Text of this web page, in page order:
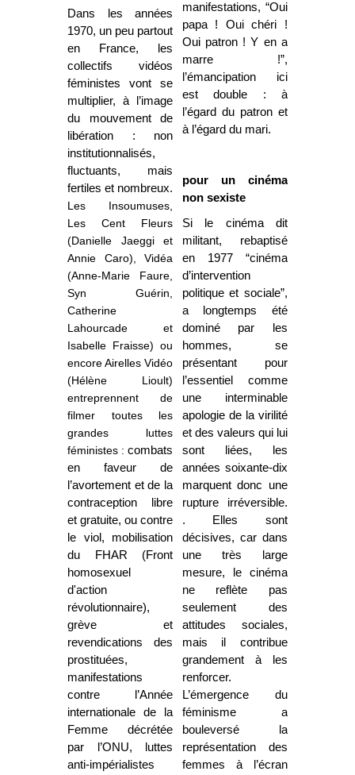
Dans les années
1970, un peu partout
en France, les
collectifs vidéos
féministes vont se
multiplier,à l’image
du mouvement de
libération : non
institutionnalisés,
fluctuants, mais
fertiles et nombreux.
Les Insoumuses,
Les Cent Fleurs
(Danielle Jaeggi et
Annie Caro), Vidéa
(Anne-Marie Faure,
Syn Guérin,
Catherine
Lahourcade et
Isabelle Fraisse) ou
encore Airelles Vidéo
(Hélène Lioult)
entreprennent de
filmer toutes les
grandes luttes
féministes : combats
en faveur de
l’avortement et de la
contraception libre
et gratuite, ou contre
le viol, mobilisation
du FHAR (Front
homosexuel
d'action
révolutionnaire),
grève et
revendications des
prostituées,
manifestations
contre l’Année
internationale de la
Femme décrétée
par l’ONU, luttes
anti-impérialistes
manifestations, “Oui
papa ! Oui chéri !
Oui patron ! Y en a
marre !”,
l’émancipation ici
est double : à
l’égard du patron et
à l’égard du mari.
pour un cinéma
non sexiste
Si le cinéma dit
militant, rebaptisé
en 1977 “cinéma
d’intervention
politique et sociale”,
a longtemps été
dominé par les
hommes, se
présentant pour
l’essentiel comme
une interminable
apologie de la virilité
et des valeurs qui lui
sont liées, les
années soixante-dix
marquent donc une
rupture irréversible.
. Elles sont
décisives, car dans
une très large
mesure, le cinéma
ne reflète pas
seulement des
attitudes sociales,
mais il contribue
grandement à les
renforcer.
L’émergence du
féminisme a
bouleversé la
représentation des
femmes à l’écran